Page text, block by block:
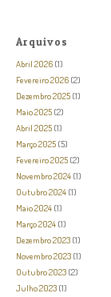
Arquivos
Abril 2026 (1)
Fevereiro 2026 (2)
Dezembro 2025 (1)
Maio 2025 (2)
Abril 2025 (1)
Março 2025 (5)
Fevereiro 2025 (2)
Novembro 2024 (1)
Outubro 2024 (1)
Maio 2024 (1)
Março 2024 (1)
Dezembro 2023 (1)
Novembro 2023 (1)
Outubro 2023 (2)
Julho 2023 (1)